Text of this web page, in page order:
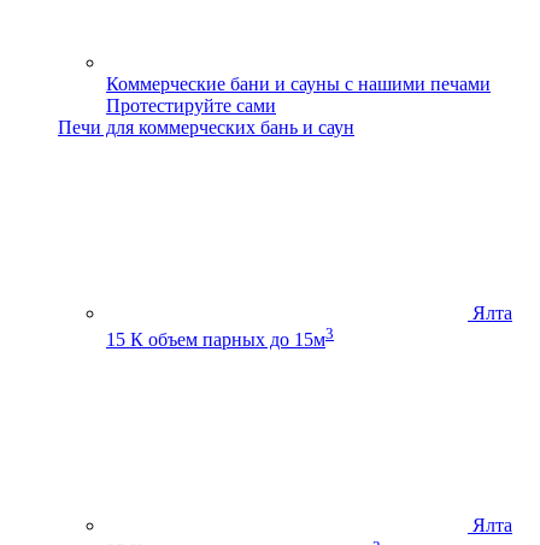
Коммерческие бани и сауны с нашими печами
Протестируйте сами
Печи для коммерческих бань и саун
Ялта
15 К объем парных до 15м3
Ялта